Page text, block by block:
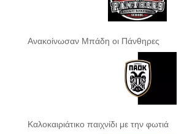
Ανακοίνωσαν Μπάδη οι Πάνθηρες
Καλοκαιριάτικο παιχνίδι με την φωτιά